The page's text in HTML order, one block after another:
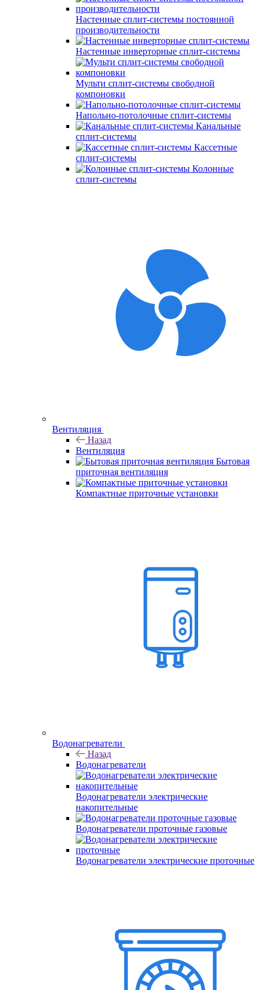
Настенные сплит-системы постоянной
производительности
Настенные инверторные сплит-системы
Мульти сплит-системы свободной
компоновки
Напольно-потолочные сплит-системы
Канальные
сплит-системы
Кассетные
сплит-системы
Колонные
сплит-системы
Вентиляция
Назад
Вентиляция
Бытовая
приточная вентиляция
Компактные приточные установки
Водонагреватели
Назад
Водонагреватели
Водонагреватели электрические
накопительные
Водонагреватели проточные газовые
Водонагреватели электрические проточные